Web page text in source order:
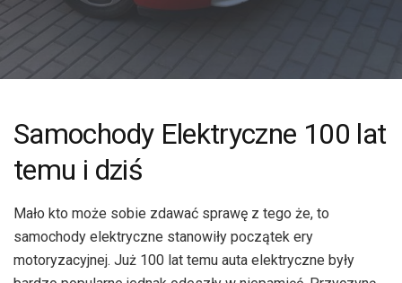
Samochody Elektryczne 100 lat
temu i dziś
Mało kto może sobie zdawać sprawę z tego że, to
samochody elektryczne stanowiły początek ery
motoryzacyjnej. Już 100 lat temu auta elektryczne były